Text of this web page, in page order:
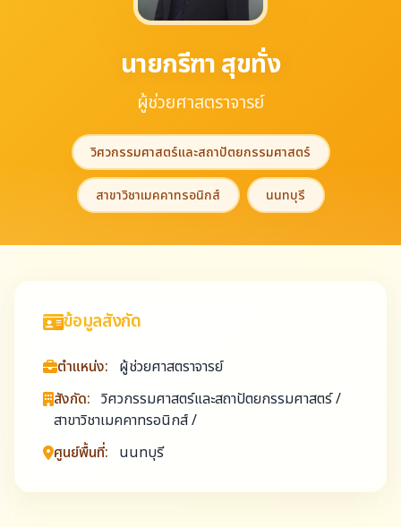
นายกรีฑา สุขทั่ง
ผู้ช่วยศาสตราจารย์
วิศวกรรมศาสตร์และสถาปัตยกรรมศาสตร์
สาขาวิชาเมคคาทรอนิกส์ นนทบุรี
ข้อมูลสังกัด
ตำแหน่ง: ผู้ช่วยศาสตราจารย์
สังกัด: วิศวกรรมศาสตร์และสถาปัตยกรรมศาสตร์ /
สาขาวิชาเมคคาทรอนิกส์ /
ศูนย์พื้นที่: นนทบุรี